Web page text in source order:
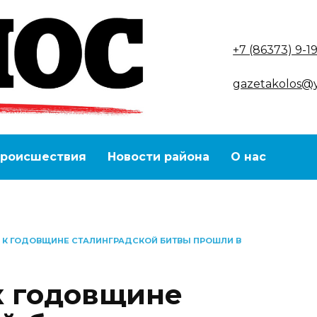
+7 (86373) 9-
Новости района О нас
К ГОДОВЩИНЕ СТАЛИНГРАДСКОЙ БИТВЫ ПРОШЛИ В
годовщине